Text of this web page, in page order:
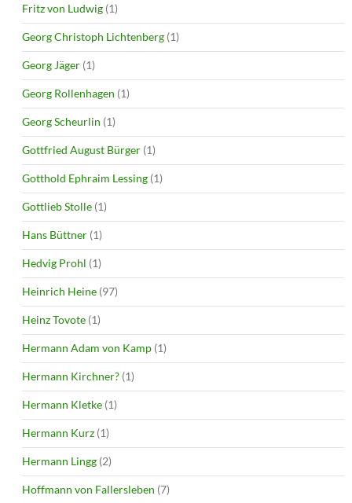
Fritz von Ludwig (1)
Georg Christoph Lichtenberg (1)
Georg Jäger (1)
Georg Rollenhagen (1)
Georg Scheurlin (1)
Gottfried August Bürger (1)
Gotthold Ephraim Lessing (1)
Gottlieb Stolle (1)
Hans Büttner (1)
Hedvig Prohl (1)
Heinrich Heine (97)
Heinz Tovote (1)
Hermann Adam von Kamp (1)
Hermann Kirchner? (1)
Hermann Kletke (1)
Hermann Kurz (1)
Hermann Lingg (2)
Hoffmann von Fallersleben (7)